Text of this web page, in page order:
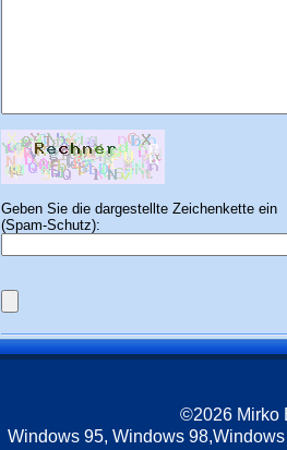
Geben Sie die dargestellte Zeichenkette ein
(Spam-Schutz):
©2026 Mirko
Windows 95, Windows